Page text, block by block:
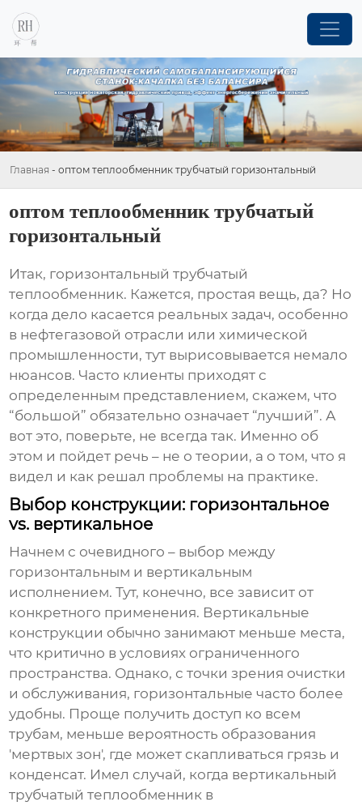
Главная - оптом теплообменник трубчатый горизонтальный
оптом теплообменник трубчатый
горизонтальный
Итак, горизонтальный трубчатый
теплообменник. Кажется, простая вещь, да? Но
когда дело касается реальных задач, особенно
в нефтегазовой отрасли или химической
промышленности, тут вырисовывается немало
нюансов. Часто клиенты приходят с
определенным представлением, скажем, что
“большой” обязательно означает “лучший”. А
вот это, поверьте, не всегда так. Именно об
этом и пойдет речь – не о теории, а о том, что я
видел и как решал проблемы на практике.
Выбор конструкции: горизонтальное
vs. вертикальное
Начнем с очевидного – выбор между
горизонтальным и вертикальным
исполнением. Тут, конечно, все зависит от
конкретного применения. Вертикальные
конструкции обычно занимают меньше места,
что критично в условиях ограниченного
пространства. Однако, с точки зрения очистки
и обслуживания, горизонтальные часто более
удобны. Проще получить доступ ко всем
трубам, меньше вероятность образования
'мертвых зон', где может скапливаться грязь и
конденсат. Имел случай, когда вертикальный
трубчатый теплообменник в